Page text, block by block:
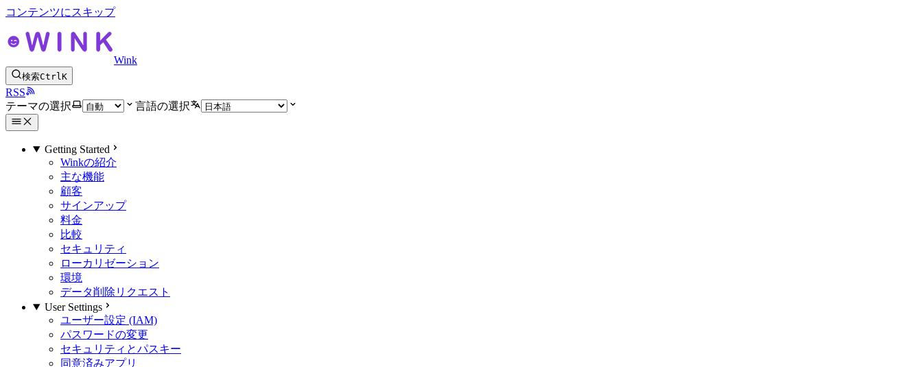
コンテンツにスキップ
Wink
検索CtrlK
RSS
テーマの選択
言語の選択
Getting Started
Winkの紹介
主な機能
顧客
サインアップ
料金
比較
セキュリティ
ローカリゼーション
環境
データ削除リクエスト
User Settings
ユーザー設定 (IAM)
パスワードの変更
セキュリティとパスキー
同意済みアプリ